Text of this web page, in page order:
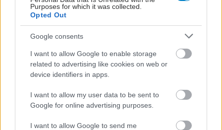
Purposes for which it was collected.
Opted Out
Google consents
I want to allow Google to enable storage
related to advertising like cookies on web or
device identifiers in apps.
I want to allow my user data to be sent to
Google for online advertising purposes.
I want to allow Google to send me